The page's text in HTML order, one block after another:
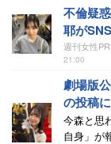
不倫疑
耶が
週刊女性
21:00
劇場版
の投稿
今森と思
自身」が